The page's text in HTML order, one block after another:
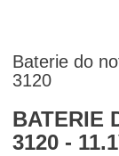
Baterie do
3120
BATERIE
3120 -